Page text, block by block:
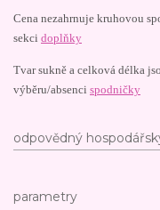
Cena nezahrnuje kruhovou
sekci doplňky
Tvar sukně a celková délka
výběru/absenci spodničky
odpovědný
parametry